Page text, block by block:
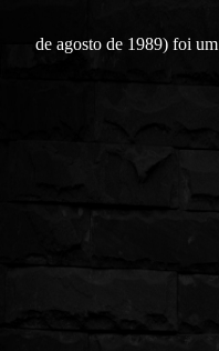
de agosto de 1989) foi